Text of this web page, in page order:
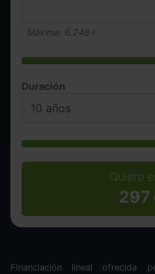
Máxima: 6.248 €
Duración
Quiero
297
Financiación lineal ofrecida